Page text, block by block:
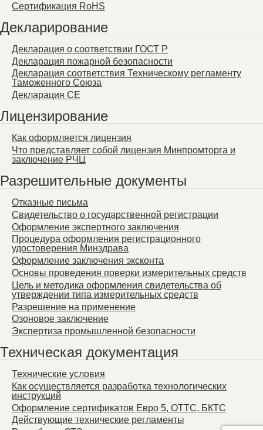
Сертификация RoHS
Декларирование
Декларация о соответствии ГОСТ Р
Декларация пожарной безопасности
Декларация соответствия Техническому регламенту
Таможенного Союза
Декларация СЕ
Лицензирование
Как оформляется лицензия
Что представляет собой лицензия Минпромторга и
заключение РЧЦ
Разрешительные документы
Отказные письма
Свидетельство о государственной регистрации
Оформление экспертного заключения
Процедура оформления регистрационного
удостоверения Минздрава
Оформление заключения эксконта
Основы проведения поверки измерительных средств
Цель и методика оформления свидетельства об
утверждении типа измерительных средств
Разрешение на применение
Озоновое заключение
Экспертиза промышленной безопасности
Техническая документация
Технические условия
Как осуществляется разработка технологических
инструкций
Оформление сертификатов Евро 5, ОТТС, БКТС
Действующие технические регламенты